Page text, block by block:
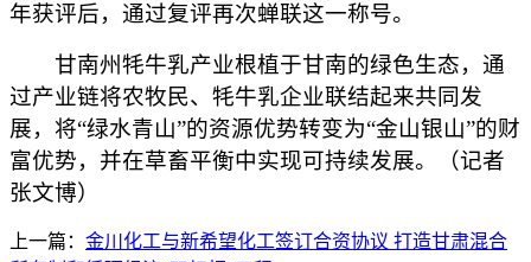
年获评后，通过复评再次蝉联这一称号。
甘南州牦牛乳产业根植于甘南的绿色生态，通
过产业链将农牧民、牦牛乳企业联结起来共同发
展，将“绿水青山”的资源优势转变为“金山银山”的财
富优势，并在草畜平衡中实现可持续发展。（记者
张文博）
上一篇： 金川化工与新希望化工签订合资协议 打造甘肃混合